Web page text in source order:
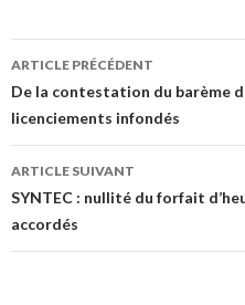
Navigation
des
articles
ARTICLE PRÉCÉDENT
De la contestation du barème
licenciements infondés
ARTICLE SUIVANT
SYNTEC : nullité du forfait
accordés